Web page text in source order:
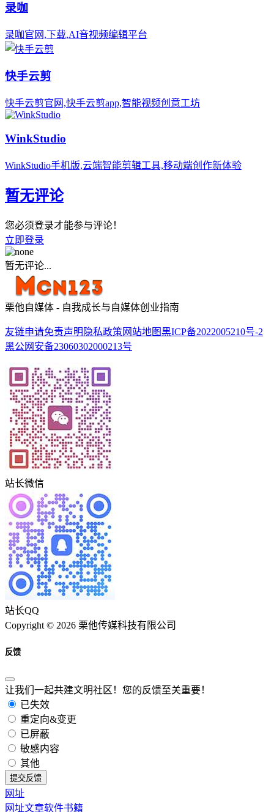
录咖
录咖官网,下载,AI音视频编辑平台
快手云剪
快手云剪官网,快手云剪app,智能视频创意工坊
WinkStudio
WinkStudio手机版,云端智能剪辑工具,移动端创作新体验
暂无评论
您必须登录才能参与评论！
立即登录
暂无评论...
栗他自媒体 - 自我成长与自媒体创业指南
友链申请免责声明 隐私政策 网站地图黑ICP备2022005210号-2
黑公网安备23060302000213号
站长微信
站长QQ
Copyright © 2026 栗他传媒科技有限公司
反馈
让我们一起共建文明社区！您的反馈至关重要！
已失效
重定向&变更
已屏蔽
敏感内容
其他
提交反馈
网址
网址文章软件书籍